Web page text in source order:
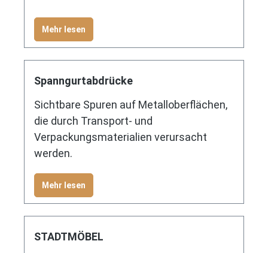
Mehr lesen
Spanngurtabdrücke
Sichtbare Spuren auf Metalloberflächen,
die durch Transport- und
Verpackungsmaterialien verursacht
werden.
Mehr lesen
STADTMÖBEL